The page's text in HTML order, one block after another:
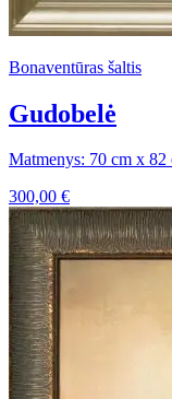
Bonaventūras šaltis
Gudobelė
Matmenys: 70 cm x 82
300,00 €